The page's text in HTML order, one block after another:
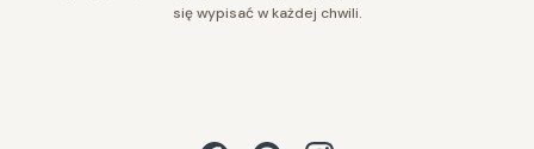
się wypisać w każdej chwili.